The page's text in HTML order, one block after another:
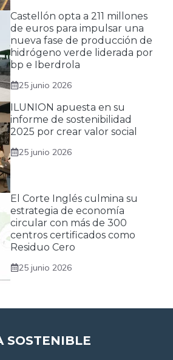
Castellón opta a 211 millones
de euros para impulsar una
nueva fase de producción de
hidrógeno verde liderada por
bp e Iberdrola
25 junio 2026
ILUNION apuesta en su
informe de sostenibilidad
2025 por crear valor social
25 junio 2026
El Corte Inglés culmina su
estrategia de economía
circular con más de 300
centros certificados como
Residuo Cero
25 junio 2026
SOSTENIBLE